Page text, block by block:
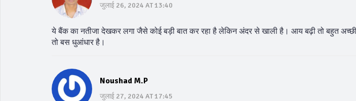
जुलाई 26, 2024 AT 13:40
ये बैंक का नतीजा देखकर लगा जैसे कोई बड़ी बात कर रहा है लेकिन अंदर से खाली है। आय बढ़ी तो बहुत अच्छी
तो बस धुआंधार है।
Noushad M.P
जुलाई 27, 2024 AT 17:45